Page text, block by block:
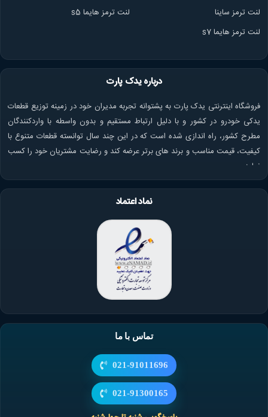
لنت ترمز ساینا
لنت ترمز هایما s5
لنت ترمز هایما s7
درباره یدک پارت
فروشگاه اینترنتی یدک پارت به پشتوانه تجربه مدیران خود در زمینه توزیع قطعات
یدکی خودرو در کشور و با دلیل ارتباط مستقیم و بدون واسطه با واردکنندگان
مطرح کشور، راه اندازی شده است که در این چند سال توانسته قطعات متنوع با
کیفیت، قیمت مناسب و برند های برتر عرضه کند و رضایت مشتریان خود را کسب
نماید.
نماد اعتماد
تماس با ما
021-91011696
021-91300165